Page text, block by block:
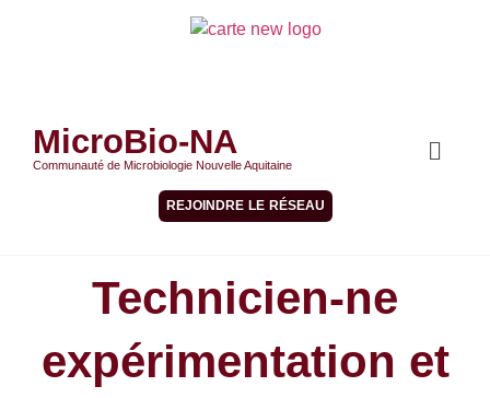
MicroBio-NA
Communauté de Microbiologie Nouvelle Aquitaine
REJOINDRE LE RÉSEAU
Technicien-ne
expérimentation et